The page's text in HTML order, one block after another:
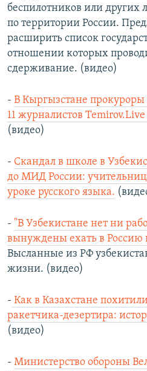
беспилотников или других
по территории России.
расширить список
отношении которых
сдерживание. (видео)
- В Кыргызстане прокуроры
11 журналистов
(видео)
- Скандал в школе в
до МИД России:
уроке русского языка.
- "В Узбекистане нет ни
вынуждены ехать в Россию
Высланные из РФ
жизни. (видео)
- Как в Казахстане
ракетчика-дезертира:
(видео)
- Министерство обороны